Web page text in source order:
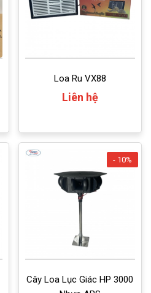
Loa Ru VX88
Liên hệ
- 10%
Cây Loa Lục Giác HP 3000